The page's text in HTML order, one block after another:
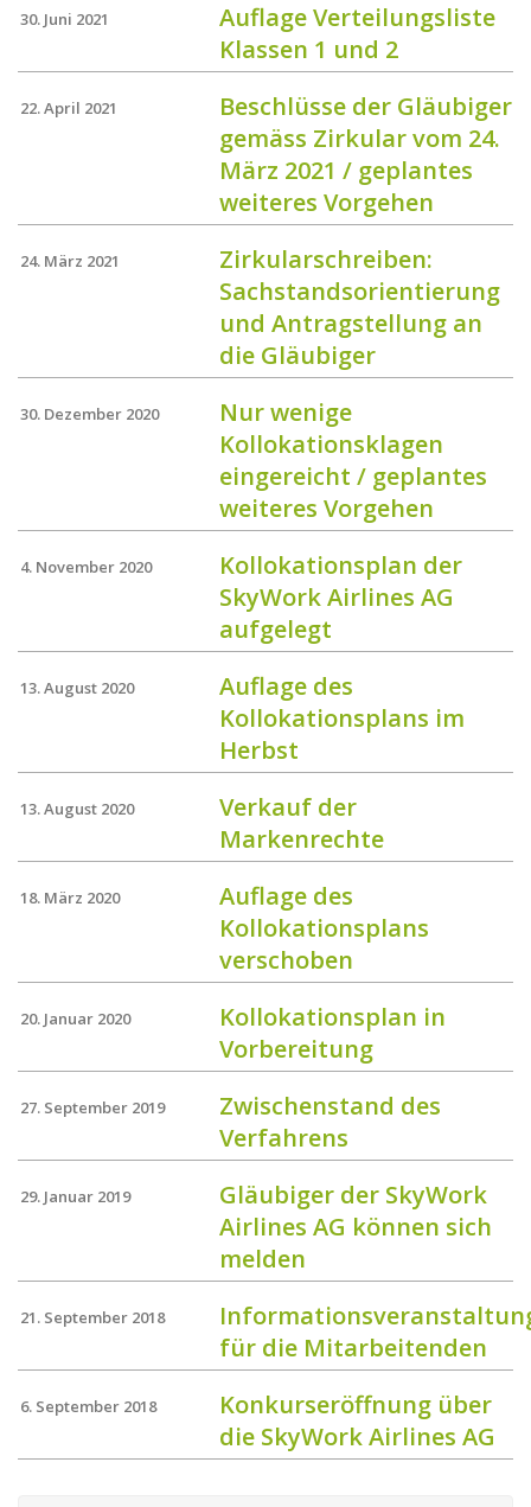
30. Juni 2021
Auflage Verteilungsliste
Klassen 1 und 2
22. April 2021
Beschlüsse der Gläubiger
gemäss Zirkular vom 24.
März 2021 / geplantes
weiteres Vorgehen
24. März 2021
Zirkularschreiben:
Sachstandsorientierung
und Antragstellung an
die Gläubiger
30. Dezember 2020
Nur wenige
Kollokationsklagen
eingereicht / geplantes
weiteres Vorgehen
4. November 2020
Kollokationsplan der
SkyWork Airlines AG
aufgelegt
13. August 2020
Auflage des
Kollokationsplans im
Herbst
13. August 2020
Verkauf der
Markenrechte
18. März 2020
Auflage des
Kollokationsplans
verschoben
20. Januar 2020
Kollokationsplan in
Vorbereitung
27. September 2019
Zwischenstand des
Verfahrens
29. Januar 2019
Gläubiger der SkyWork
Airlines AG können sich
melden
21. September 2018
für die Mitarbeitenden
6. September 2018
Konkurseröffnung über
die SkyWork Airlines AG